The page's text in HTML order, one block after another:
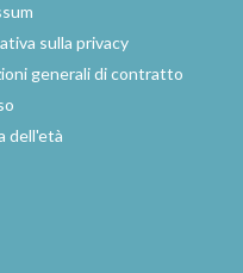
sulla privacy
generali di contratto
dell'età